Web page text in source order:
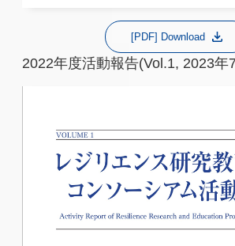
[PDF] Download
2022年度活動報告(Vol.1, 2023年